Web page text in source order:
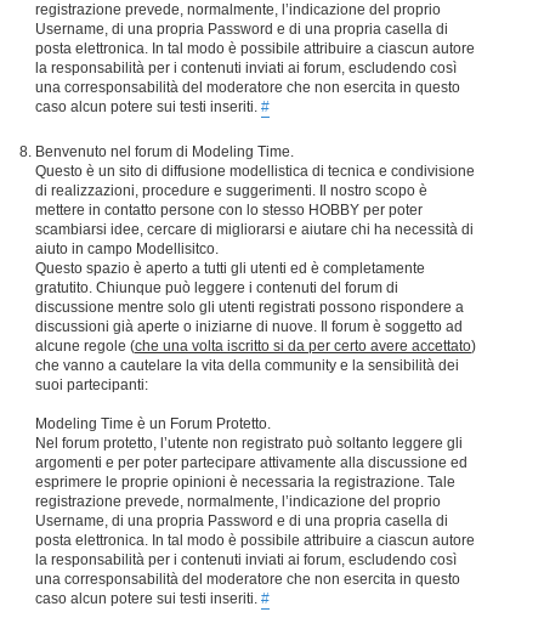
registrazione prevede, normalmente, l’indicazione del proprio
Username, di una propria Password e di una propria casella di
posta elettronica. In tal modo è possibile attribuire a ciascun autore
la responsabilità per i contenuti inviati ai forum, escludendo così
una corresponsabilità del moderatore che non esercita in questo
caso alcun potere sui testi inseriti. #
Benvenuto nel forum di Modeling Time.
Questo è un sito di diffusione modellistica di tecnica e condivisione
di realizzazioni, procedure e suggerimenti. Il nostro scopo è
mettere in contatto persone con lo stesso HOBBY per poter
scambiarsi idee, cercare di migliorarsi e aiutare chi ha necessità di
aiuto in campo Modellisitco.
Questo spazio è aperto a tutti gli utenti ed è completamente
gratutito. Chiunque può leggere i contenuti del forum di
discussione mentre solo gli utenti registrati possono rispondere a
discussioni già aperte o iniziarne di nuove. Il forum è soggetto ad
alcune regole (che una volta iscritto si da per certo avere accettato)
che vanno a cautelare la vita della community e la sensibilità dei
suoi partecipanti:
Modeling Time è un Forum Protetto.
Nel forum protetto, l’utente non registrato può soltanto leggere gli
argomenti e per poter partecipare attivamente alla discussione ed
esprimere le proprie opinioni è necessaria la registrazione. Tale
registrazione prevede, normalmente, l’indicazione del proprio
Username, di una propria Password e di una propria casella di
posta elettronica. In tal modo è possibile attribuire a ciascun autore
la responsabilità per i contenuti inviati ai forum, escludendo così
una corresponsabilità del moderatore che non esercita in questo
caso alcun potere sui testi inseriti. #